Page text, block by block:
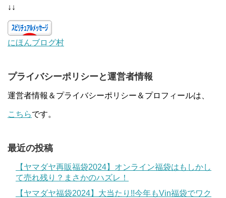
↓↓
にほんブログ村
プライバシーポリシーと運営者情報
運営者情報＆プライバシーポリシー＆プロフィールは、
こちらです。
最近の投稿
【ヤマダヤ再販福袋2024】オンライン福袋はもしかし
て売れ残り？まさかのハズレ！
【ヤマダヤ福袋2024】大当たり!!今年もVin福袋でワク